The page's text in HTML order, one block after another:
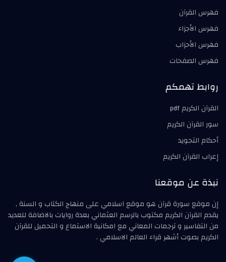
فهرس القرآن
فهرس الأجزاء
فهرس الأحزاب
فهرس الصفحات
روابط تهمكم
القرآن الكريم pdf
سور القرآن الكريم
أحكام التجويد
إعراب القرآن الكريم
نبذة عن موقعنا
إن موقع سورة قرآن هو موقع اسلامي على منهاج الكتاب و السنة ,
يقدم القرآن الكريم مكتوب بالرسم العثماني بعدة روايات بالاضافة للعديد
من التفاسير و ترجمات المعاني مع امكانية الاستماع و التحميل للقرآن
الكريم بصوت أشهر قراء العالم الاسلامي .